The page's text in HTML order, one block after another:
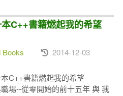
C++書籍燃起我的希望
Books
2014-12-03
C++書籍燃起我的希望
場--從零開始的前十五年 與 我